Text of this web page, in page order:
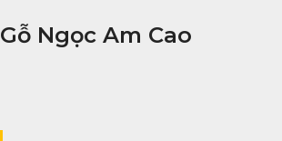
Ngọc Am Cao